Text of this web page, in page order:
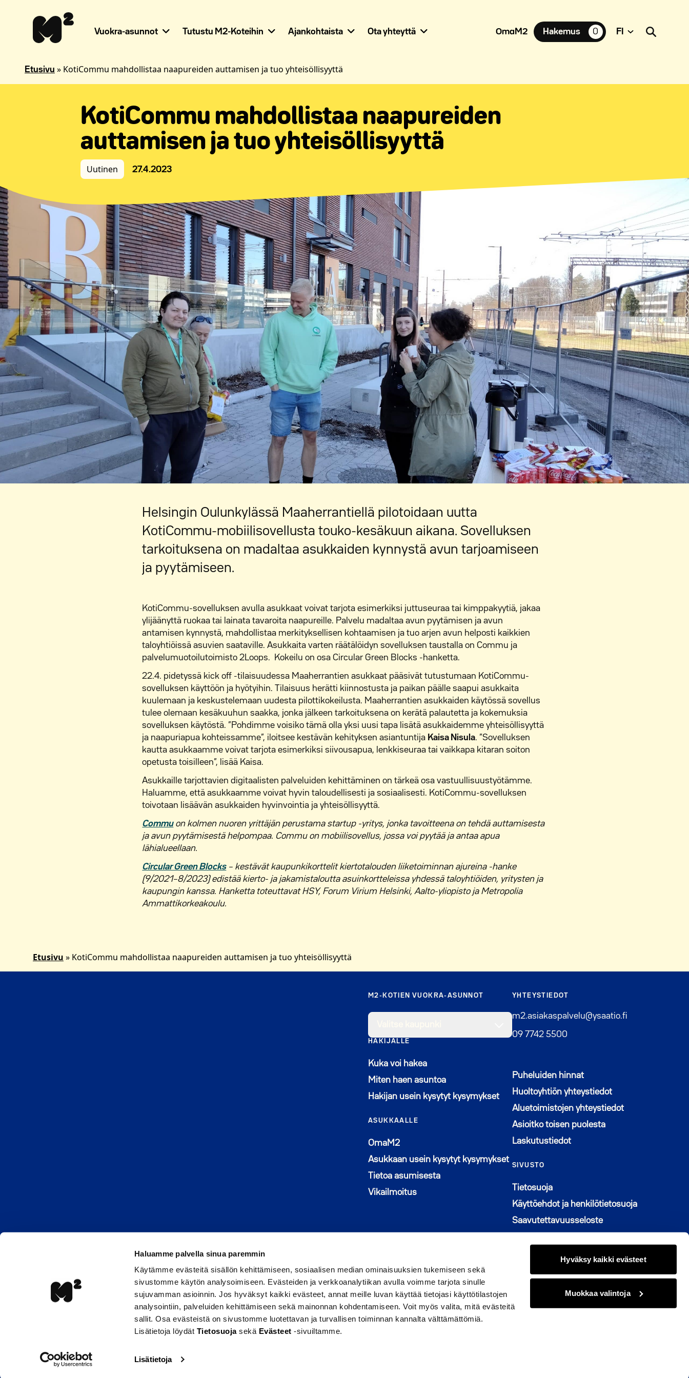
Haluamme palvella sinua paremmin
Käytämme evästeitä sisällön kehittämiseen, sosiaalisen median ominaisuuksien tukemiseen sekä
sivustomme käytön analysoimiseen. Evästeiden ja verkkoanalytiikan avulla voimme tarjota sinulle
sujuvamman asioinnin. Jos hyväksyt kaikki evästeet, annat meille luvan käyttää tietojasi käyttötilastojen
analysointiin, palveluiden kehittämiseen sekä mainonnan kohdentamiseen. Voit myös valita, mitä evästeitä
sallit. Osa evästeistä on sivustomme luotettavan ja turvallisen toiminnan kannalta välttämättömiä.
Lisätietoja löydät Tietosuojasekä Evästeet -sivuiltamme.
Lisätietoja
Hyväksy kaikki evästeet
Muokkaa valintoja
sisältöön
sivuston
käyttöön
näkövammaisille
Vuokra-asunnot Tutustu M2-Koteihin Ajankohtaista Ota yhteyttä OmaM2 Hakemus
suosikkiasuntoja,
0
Etusivu » KotiCommu mahdollistaa naapureiden auttamisen ja tuo yhteisöllisyyttä
KotiCommu mahdollistaa naapureiden
auttamisen ja tuo yhteisöllisyyttä
Uutinen 27.4.2023
Helsingin Oulunkylässä Maaherrantiellä pilotoidaan uutta
KotiCommu-mobiilisovellusta touko-kesäkuun aikana. Sovelluksen
tarkoituksena on madaltaa asukkaiden kynnystä avun tarjoamiseen
ja pyytämiseen.
KotiCommu-sovelluksen avulla asukkaat voivat tarjota esimerkiksi juttuseuraa tai kimppakyytiä, jakaa
ylijäänyttä ruokaa tai lainata tavaroita naapureille. Palvelu madaltaa avun pyytämisen ja avun
antamisen kynnystä, mahdollistaa merkityksellisen kohtaamisen ja tuo arjen avun helposti kaikkien
taloyhtiöissä asuvien saataville. Asukkaita varten räätälöidyn sovelluksen taustalla on Commu ja
palvelumuotoilutoimisto 2Loops. Kokeilu on osa Circular Green Blocks -hanketta.
22.4. pidetyssä kick off -tilaisuudessa Maaherrantien asukkaat pääsivät tutustumaan KotiCommu-
sovelluksen käyttöön ja hyötyihin. Tilaisuus herätti kiinnostusta ja paikan päälle saapui asukkaita
kuulemaan ja keskustelemaan uudesta pilottikokeilusta. Maaherrantien asukkaiden käytössä sovellus
tulee olemaan kesäkuuhun saakka, jonka jälkeen tarkoituksena on kerätä palautetta ja kokemuksia
sovelluksen käytöstä. ”Pohdimme voisiko tämä olla yksi uusi tapa lisätä asukkaidemme yhteisöllisyyttä
ja naapuriapua kohteissamme”, iloitsee kestävän kehityksen asiantuntija Kaisa Nisula. ”Sovelluksen
kautta asukkaamme voivat tarjota esimerkiksi siivousapua, lenkkiseuraa tai vaikkapa kitaran soiton
opetusta toisilleen”, lisää Kaisa.
Asukkaille tarjottavien digitaalisten palveluiden kehittäminen on tärkeä osa vastuullisuustyötämme.
Haluamme, että asukkaamme voivat hyvin taloudellisesti ja sosiaalisesti. KotiCommu-sovelluksen
toivotaan lisäävän asukkaiden hyvinvointia ja yhteisöllisyyttä.
Commuon kolmen nuoren yrittäjän perustama startup -yritys, jonka tavoitteena on tehdä auttamisesta
ja avun pyytämisestä helpompaa. Commu on mobiilisovellus, jossa voi pyytää ja antaa apua
lähialueellaan.
Circular Green Blocks– kestävät kaupunkikorttelit kiertotalouden liiketoiminnan ajureina -hanke
(9/2021–8/2023) edistää kierto- ja jakamistaloutta asuinkortteleissa yhdessä taloyhtiöiden, yritysten ja
kaupungin kanssa. Hanketta toteuttavat HSY, Forum Virium Helsinki, Aalto-yliopisto ja Metropolia
Ammattikorkeakoulu.
Etusivu » KotiCommu mahdollistaa naapureiden auttamisen ja tuo yhteisöllisyyttä
M2-KOTIEN VUOKRA-ASUNNOT
HAKIJALLE
Kuka voi hakea
Miten haen asuntoa
Hakijan usein kysytyt kysymykset
ASUKKAALLE
OmaM2Avautuu uuteen ikkunaan
Asukkaan usein kysytyt kysymykset
Tietoa asumisesta
Vikailmoitus
YHTEYSTIEDOT
m2.asiakaspalvelu@ysaatio.fi
09 7742 5500
Puheluiden hinnat
Huoltoyhtiön yhteystiedot
Aluetoimistojen yhteystiedot
Asioitko toisen puolesta
Laskutustiedot
SIVUSTO
Tietosuoja
Käyttöehdot ja henkilötietosuoja
Saavutettavuusseloste
Seuraa meitä Facebookissa
Avautuu uuteen ikkunaan
Seuraa Instagramissa
Avautuu uuteen ikkunaan